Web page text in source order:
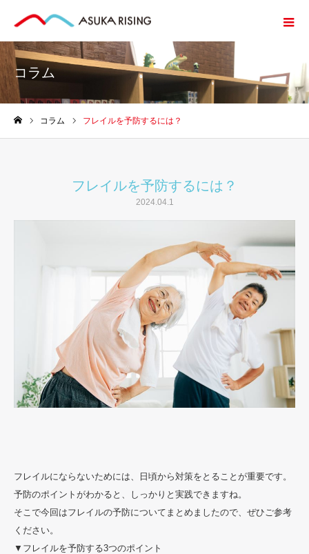
コラム
コラム フレイルを予防するには？
フレイルを予防するには？
2024.04.1
フレイルにならないためには、日頃から対策をとることが重要です。
予防のポイントがわかると、しっかりと実践できますね。
そこで今回はフレイルの予防についてまとめましたので、ぜひご参考
ください。
▼フレイルを予防する3つのポイント